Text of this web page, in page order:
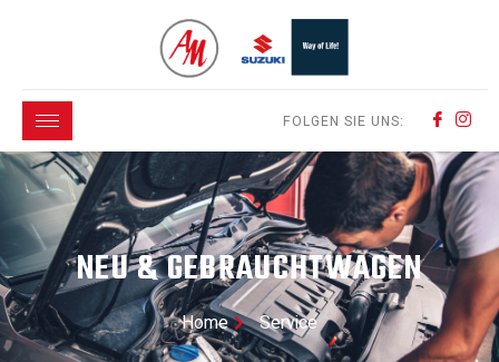
FOLGEN SIE UNS:
NEU & GEBRAUCHTWAGEN
Home Service